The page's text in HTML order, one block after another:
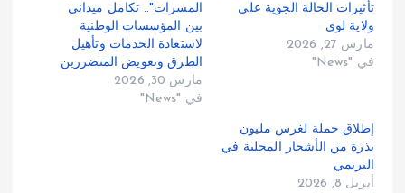
تأثيرات الحالة الجوية على
ولاية لوى
مارس 27, 2026
في "News"
المسرات".. تكامل ميداني
بين المؤسسات الوطنية
لاستعادة الخدمات وتأهيل
الطرق وتعويض المتضررين
مارس 30, 2026
في "News"
إطلاق حملة لغرس مليون
بذرة من الأشجار المحلية في
البريمي
أبريل 8, 2026